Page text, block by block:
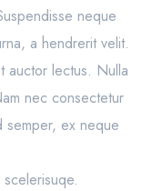
neque
a hendrerit velit.
auctor lectus. Nulla
nec consectetur
semper, ex neque